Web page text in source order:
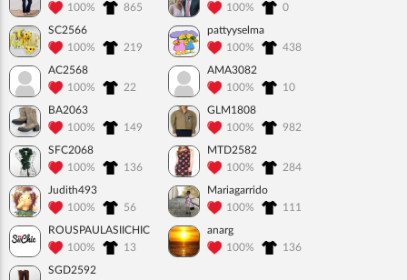
100%
865
100%
0
SC2566
100%
219
pattyyselma
100%
438
AC2568
100%
22
AMA3082
100%
10
BA2063
100%
149
GLM1808
100%
982
SFC2068
100%
136
MTD2582
100%
284
Judith493
100%
56
Mariagarrido
100%
111
ROUSPAULASIICHIC
100%
13
anarg
100%
136
SGD2592